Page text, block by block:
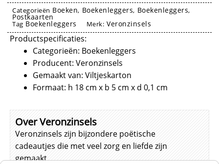
Veronzinsels
aantal
Categorieën Boeken, Boekenleggers, Boekenleggers,
Postkaarten
Tag Boekenleggers Merk:Veronzinsels
Productspecificaties:
Categorieën: Boekenleggers
Producent: Veronzinsels
Gemaakt van: Viltjeskarton
Formaat: h 18 cm x b 5 cm x d 0,1 cm
Over Veronzinsels
Veronzinsels zijn bijzondere poëtische
cadeautjes die met veel zorg en liefde zijn
gemaakt.